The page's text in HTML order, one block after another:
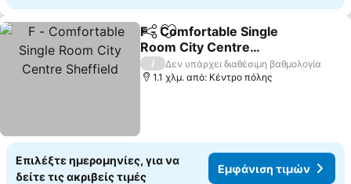
Κοινοποίηση
Προσθήκη στα αγαπημένα
F - Comfortable Single
Room City Centre
Sheffield
Εμφάνιση τιμών
/
Δεν υπάρχει διαθέσιμη βαθμολογία
1.1 χλμ. από: Κέντρο πόλης
Επιλέξτε ημερομηνίες, για να
δείτε τις ακριβείς τιμές
Εμφάνιση τιμών